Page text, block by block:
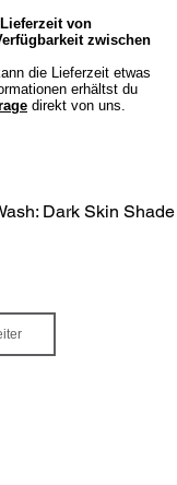
von
zwischen
die Lieferzeit etwas
erhältst du
direkt von uns.
Dark Skin Shade